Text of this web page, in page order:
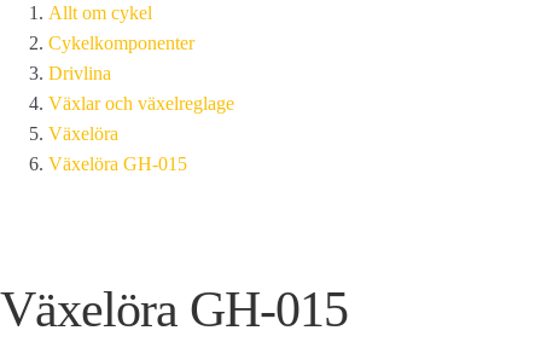
Allt om cykel
Cykelkomponenter
Drivlina
Växlar och växelreglage
Växelöra
Växelöra GH-015
Växelöra GH-015